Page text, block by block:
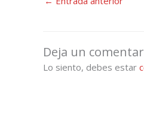
Deja un
Lo siento, debes estar